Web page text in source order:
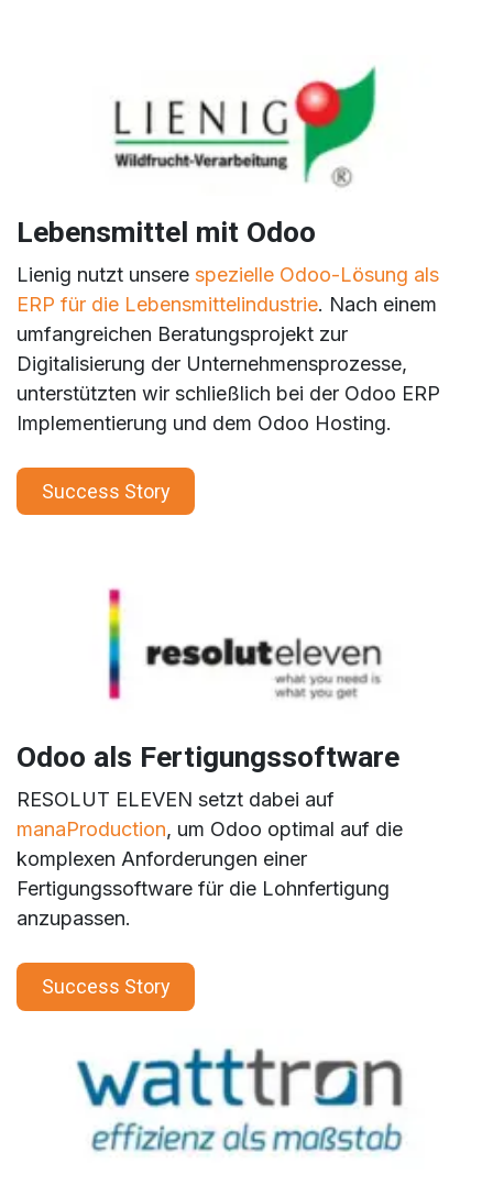
Lebensmittel mit Odoo
Lienig nutzt unsere spezielle Odoo-Lösung als
ERP für die Lebensmittelindustrie. Nach einem
umfangreichen Beratungsprojekt zur
Digitalisierung der Unternehmensprozesse,
unterstützten wir schließlich bei der Odoo ERP
Implementierung und dem Odoo Hosting.
Success Story
Odoo als Fertigungssoftware
RESOLUT ELEVEN setzt dabei auf
manaProduction, um Odoo optimal auf die
komplexen Anforderungen einer
Fertigungssoftware für die Lohnfertigung
anzupassen.
Success Story